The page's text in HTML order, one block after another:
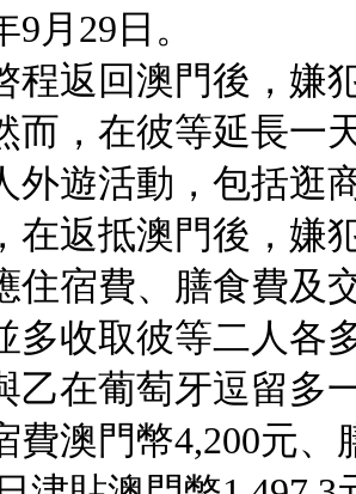
月29日。
返回澳門後，嫌犯
而，在彼等延長一
外遊活動，包括逛
返抵澳門後，嫌犯
住宿費、膳食費及
多收取彼等二人各
在葡萄牙逗留多一
費澳門幣4,200元